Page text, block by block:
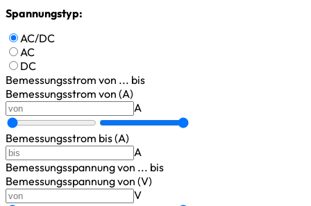
Spannungstyp:
AC/DC
AC
DC
Bemessungsstrom von ... bis
Bemessungsstrom von (A)
A
Bemessungsstrom bis (A)
A
Bemessungsspannungvon ... bis
Bemessungsspannung von (V)
V